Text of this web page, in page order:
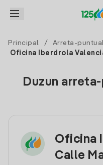
Principal / Arreta-
Oficina Iberdrola
Duzun
Oficina
Calle